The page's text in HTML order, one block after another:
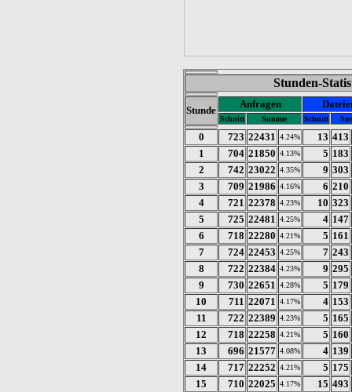
Stunden-
Stunde
Anfragen
Schnitt Summe Schnitt
0 723 22431 4.24% 13 413
1
704 21850 4.13% 5 183
2
742 23022 4.35% 9 303
3
709 21986 4.16% 6 210
4
721 22378 4.23% 10 323
5
725 22481 4.25% 4 147
6
718 22280 4.21% 5 161
7
724 22453 4.25% 7 243
8
722 22384 4.23% 9 295
9
730 22651 4.28% 5 179
10
711 22071 4.17% 4 153
11
722 22389 4.23% 5 165
12
718 22258 4.21% 5 160
13
696 21577 4.08% 4 139
14
717 22252 4.21% 5 175
15
710 22025 4.17% 15 493